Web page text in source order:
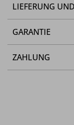
LIEFERUNG
GARANTIE
ZAHLUNG